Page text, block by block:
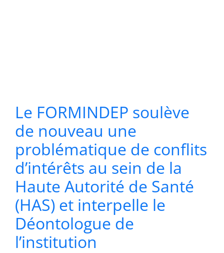
Le FORMINDEP soulève
de nouveau une
problématique de conflits
d’intérêts au sein de la
Haute Autorité de Santé
(HAS) et interpelle le
Déontologue de
l’institution